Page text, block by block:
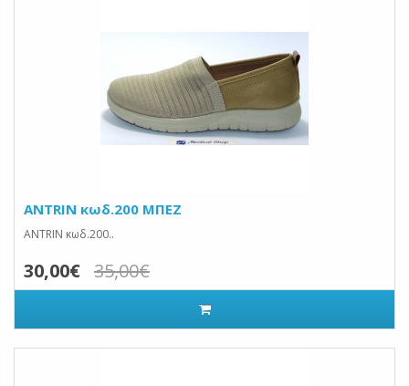
ANTRIN κωδ.200 ΜΠΕΖ
ANTRIN κωδ.200..
30,00€ 35,00€